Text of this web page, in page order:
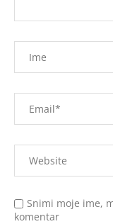
Snimi moje ime,
komentar